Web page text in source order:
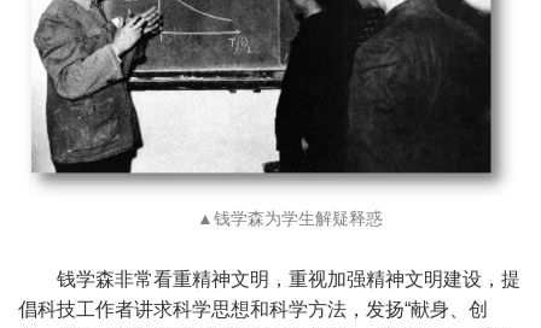
▲钱学森为学生解疑释惑
钱学森非常看重精神文明，重视加强精神文明建设，提
倡科技工作者讲求科学思想和科学方法，发扬“献身、创